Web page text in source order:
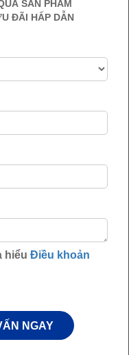
Không?
ham muốn)
SẢN PHẨM
ĐÃI HẤP DẪN
hiểu Điều khoản
NGAY